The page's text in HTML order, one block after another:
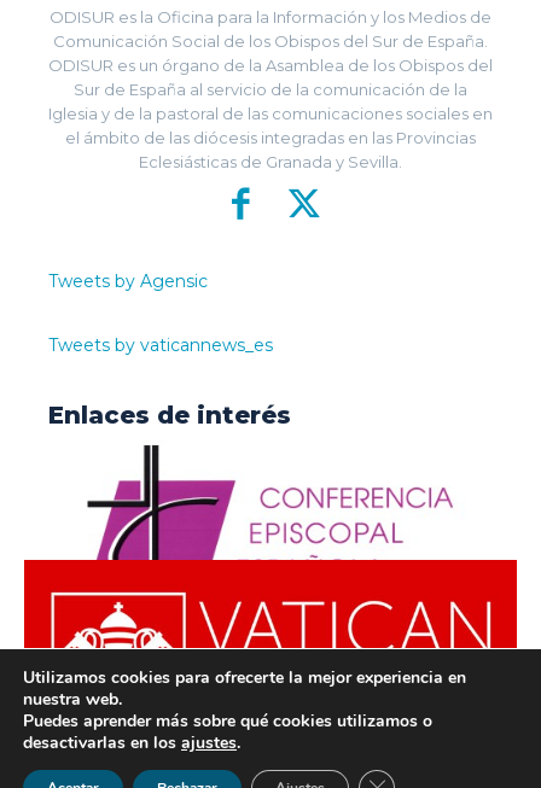
ODISUR es la Oficina para la Información y los Medios de
Comunicación Social de los Obispos del Sur de España.
ODISUR es un órgano de la Asamblea de los Obispos del
Sur de España al servicio de la comunicación de la
Iglesia y de la pastoral de las comunicaciones sociales en
el ámbito de las diócesis integradas en las Provincias
Eclesiásticas de Granada y Sevilla.
Tweets by Agensic
Tweets by vaticannews_es
Enlaces de interés
© ODISUR | Todos los derechos reservados |Política de
Utilizamos cookies para ofrecerte la mejor experiencia en
nuestra web.
Puedes aprender más sobre qué cookies utilizamos o
desactivarlas en los ajustes.
Cerrar el banner de